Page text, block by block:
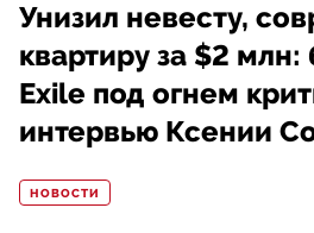
Унизил невесту,
квартиру за $2 млн:
Exile под огнем
интервью Ксении
НОВОСТИ